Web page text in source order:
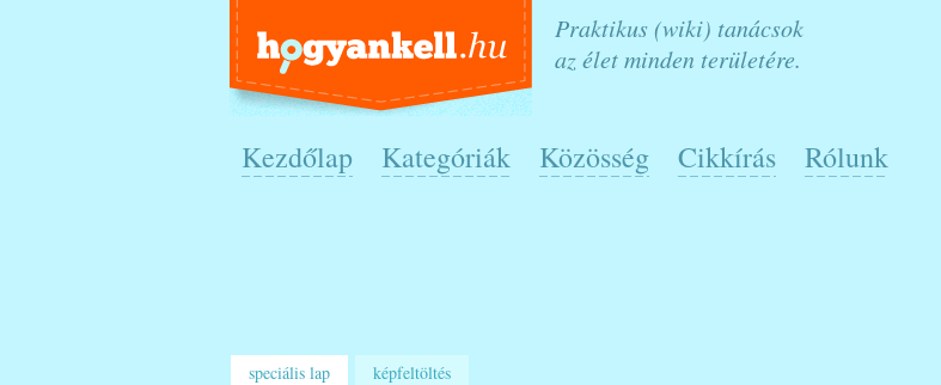
Praktikus (wiki) tanácsok
az élet minden területére.
Kezdőlap Kategóriák Közösség Cikkírás Rólunk
speciális lap képfeltöltés